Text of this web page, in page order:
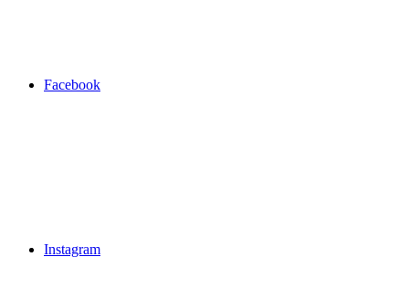
Facebook
Instagram